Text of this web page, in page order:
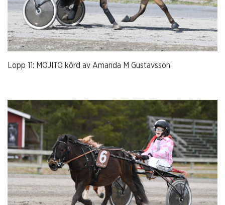
Lopp 11: MOJITO körd av Amanda M Gustavsson